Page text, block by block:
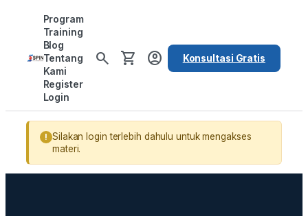
konten
Program
Training
Blog
Tentang
Kami
Register
Login
search shopping_cart account_circle Konsultasi Gratis
Silakan login terlebih dahulu untuk mengakses
materi.